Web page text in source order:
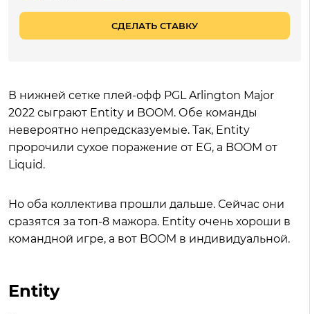
СДЕЛАТЬ СТАВКУ
В нижней сетке плей-офф PGL Arlington Major
2022 сыграют Entity и BOOM. Обе команды
невероятно непредсказуемые. Так, Entity
пророчили сухое поражение от EG, а BOOM от
Liquid.
Но оба коллектива прошли дальше. Сейчас они
сразятся за топ-8 мажора. Entity очень хороши в
командной игре, а вот BOOM в индивидуальной.
Entity